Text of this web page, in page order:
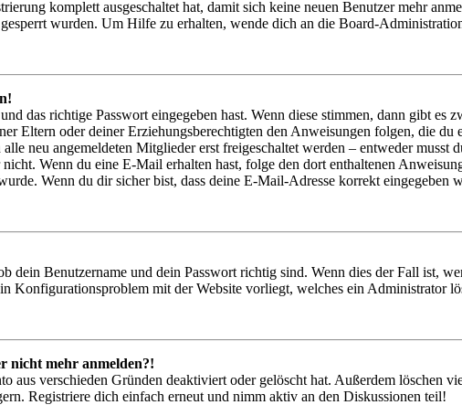
komplett ausgeschaltet hat, damit sich keine neuen Benutzer mehr
wurden. Um Hilfe zu erhalten, wende dich an die Board-
das richtige Passwort eingegeben hast. Wenn diese stimmen, dann gibt es
Eltern oder deiner Erziehungsberechtigten den Anweisungen folgen, die
neu angemeldeten Mitglieder erst freigeschaltet werden – entweder musst
Wenn du eine E-Mail erhalten hast, folge den dort enthaltenen
Wenn du dir sicher bist, dass deine E-Mail-Adresse korrekt eingegeben
dein Benutzername und dein Passwort richtig sind. Wenn dies der Fall ist,
Konfigurationsproblem mit der Website vorliegt, welches ein Administrator
nicht mehr anmelden?!
aus verschieden Gründen deaktiviert oder gelöscht hat. Außerdem löschen
Registriere dich einfach erneut und nimm aktiv an den Diskussionen teil!